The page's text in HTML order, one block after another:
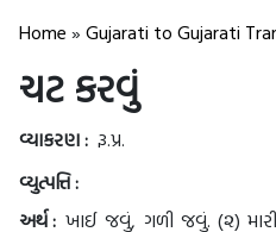
Home » Gujarati to Gujarati
ચટ કરવું
વ્યાકરણ : રૂ.પ્ર.
વ્યુત્પત્તિ :
અર્થ : ખાઈ જવું, ગળી જવું. (૨)